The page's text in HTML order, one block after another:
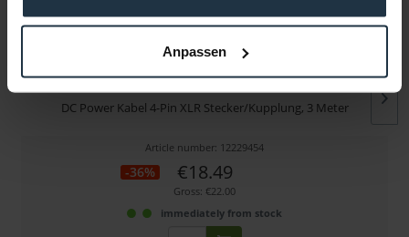
Anpassen
DC Power Kabel 4-Pin XLR Stecker/Kupplung, 3 Meter
Article number: 12229454
-36% €18.49
Gross: €22.00
immediately from stock